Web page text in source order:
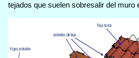
tejados que suelen sobresalir del muro